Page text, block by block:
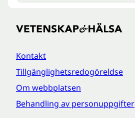
Kontakt
Tillgänglighetsredogöreldse
Om webbplatsen
Behandling av personuppgifter